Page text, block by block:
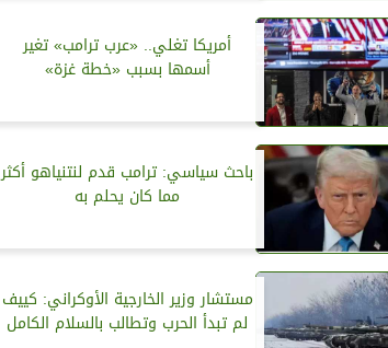
أمريكا تغلي.. «عرب ترامب» تغير
أسمها بسبب «خطة غزة»
باحث سياسي: ترامب قدم لنتنياهو أكثر
مما كان يحلم به
مستشار وزير الخارجية الأوكراني: كييف
لم تبدأ الحرب وتطالب بالسلام الكامل